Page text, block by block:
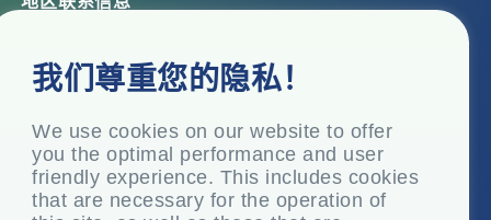
我们尊重您的隐私！
We use cookies on our website to offer
you the optimal performance and user
friendly experience. This includes cookies
that are necessary for the operation of
Top Floor, Times Tower, Kamala City, Senapati Bapat
Marg, Lower Parel, Mumbai – 400 013, Maharashtra,
注册办事处
P.O. Vasind, Taluka Shahapur, Dist.